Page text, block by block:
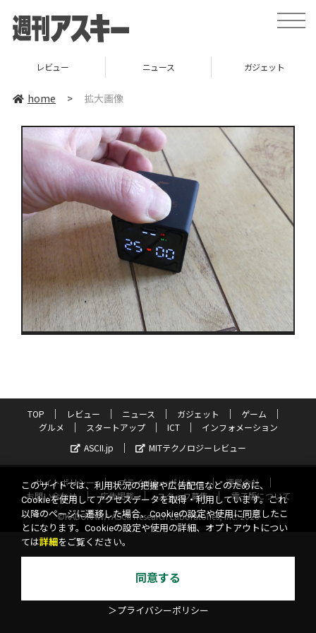
toggle
レビュー ニュース ガジェット
home > 拡大画像
TOP レビュー ニュース ガジェット
ゲーム
グルメ
スタートアップ ICT
インフォメーション
ASCII.jp
MITテクノロジーレビュー
サイトポリシー プライバシーポリシー
運営会社
お問い合わせ
広告掲載 スタッフ募集
電子版について
©KADOKAWA ASCII Research Laboratories, Inc. 2026
このサイトでは、利用状況の把握や広告配信などのために、
Cookieを使用してアクセスデータを取得・利用しています。これ
以降のページに遷移した場合、Cookieの設定や使用に同意したこ
とになります。Cookieの設定や使用の詳細、オプトアウトについ
ては詳細 をご覧ください。
同意する
＞プライバシーポリシー